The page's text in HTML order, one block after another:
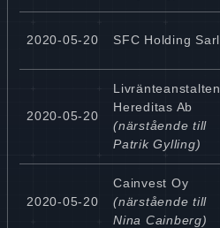
2020-05-20 SFC Holding Sarl
2020-05-20
Livränteanstalten
Hereditas Ab
(närstående till
Patrik Gylling)
2020-05-20
Cainvest Oy
(närstående till
Nina Cainberg)